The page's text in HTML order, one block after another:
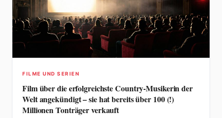
FILME UND SERIEN
Film über die erfolgreichste Country-Musikerin der
Welt angekündigt – sie hat bereits über 100 (!)
Millionen Tonträger verkauft